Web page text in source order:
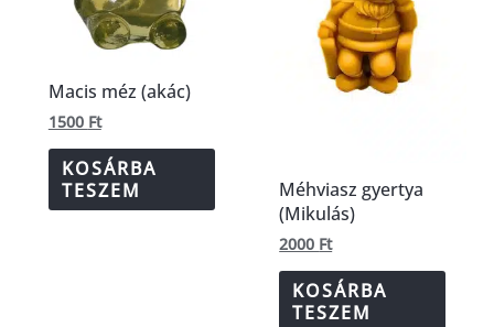
Macis méz (akác)
1500 Ft
KOSÁRBA
TESZEM
Méhviasz gyertya
(Mikulás)
2000 Ft
KOSÁRBA
TESZEM